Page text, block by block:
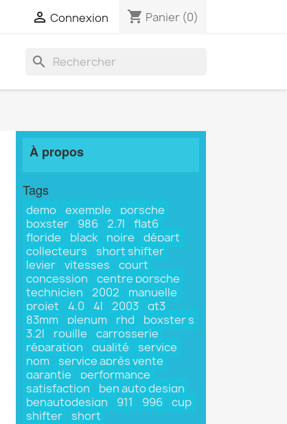
 Connexion shopping_cart Panier (0)
search
À propos
Tags
demo exemple
porsche
boxster
986 2.7l
flat6
floride
black noire
départ
collecteurs
short shifter
levier vitesses
court
concession
centre porsche
technicien
2002
manuelle
projet
4.0 4l 2003 gt3
83mm
plenum rhd
boxster s
3.2l
rouille
carrosserie
réparation
qualité
service
nom
service après vente
garantie
performance
satisfaction
ben auto design
benautodesign
911 996 cup
shifter
short